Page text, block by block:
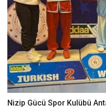
Nizip Gücü Spor Kulübü